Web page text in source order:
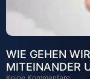
WIE GEHEN
MITEINANDER